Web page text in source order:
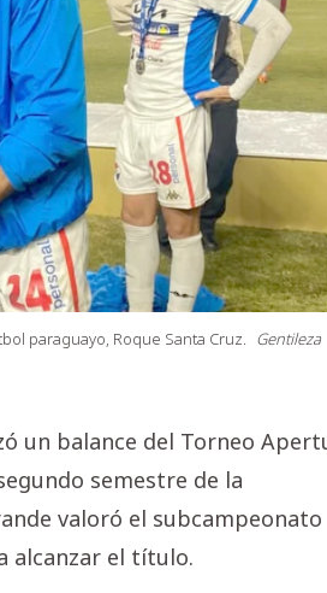
paraguayo, Roque Santa Cruz. Gentileza
un balance del Torneo
semestre de la
valoró el subcampeonato
alcanzar el título.